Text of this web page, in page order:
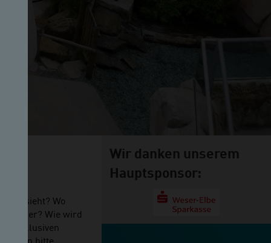
aussieht? Wo
Wie wird
exklusiven
bitte
Wir danken unserem
Hauptsponsor: